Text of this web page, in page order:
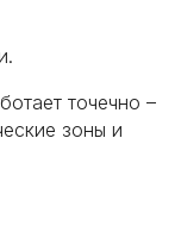
точечно –
зоны и